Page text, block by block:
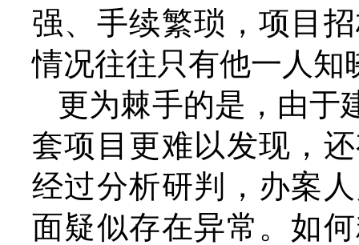
强、手续繁琐，项目
情况往往只有他一人知
更为棘手的是，由于
套项目更难以发现，
经过分析研判，办案
面疑似存在异常。如